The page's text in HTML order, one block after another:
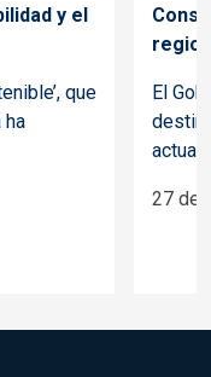
y el
que
ha
El
27 de